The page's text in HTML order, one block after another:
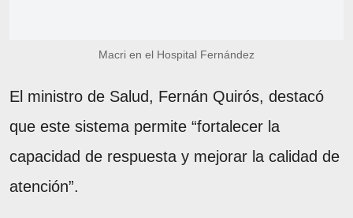
Macri en el Hospital Fernández
El ministro de Salud, Fernán Quirós, destacó
que este sistema permite “fortalecer la
capacidad de respuesta y mejorar la calidad de
atención”.